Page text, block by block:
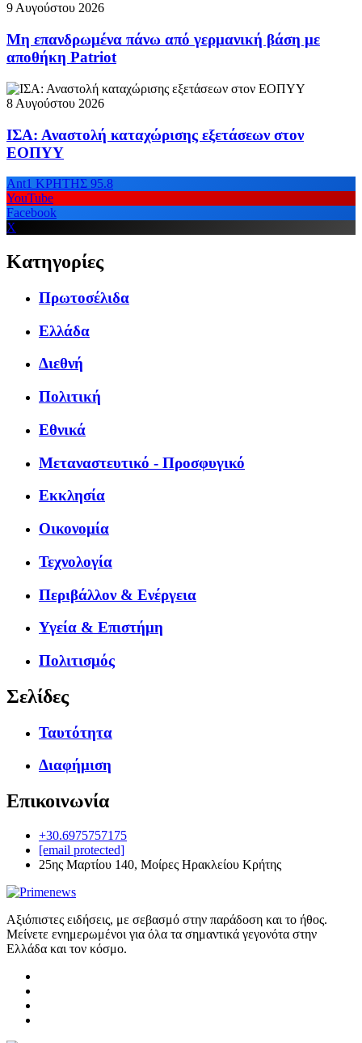
9 Αυγούστου 2026
Μη επανδρωμένα πάνω από γερμανική βάση με
αποθήκη Patriot
8 Αυγούστου 2026
ΙΣΑ: Αναστολή καταχώρισης εξετάσεων στον
ΕΟΠΥΥ
Ant1 ΚΡΗΤΗΣ 95.8
YouTube
Facebook
X
Κατηγορίες
Πρωτοσέλιδα
Ελλάδα
Διεθνή
Πολιτική
Εθνικά
Μεταναστευτικό - Προσφυγικό
Εκκλησία
Οικονομία
Τεχνολογία
Περιβάλλον & Ενέργεια
Υγεία & Επιστήμη
Πολιτισμός
Σελίδες
Ταυτότητα
Διαφήμιση
Επικοινωνία
+30.6975757175
[email protected]
25ης Μαρτίου 140, Μοίρες Ηρακλείου Κρήτης
Αξιόπιστες ειδήσεις, με σεβασμό στην παράδοση και το ήθος.
Μείνετε ενημερωμένοι για όλα τα σημαντικά γεγονότα στην
Ελλάδα και τον κόσμο.